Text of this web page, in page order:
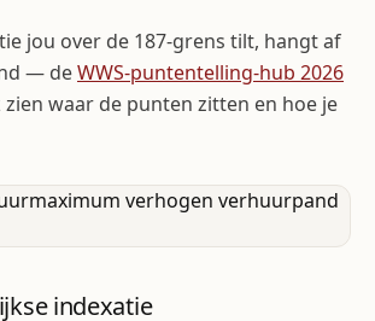
jou over de 187-grens tilt, hangt af
— deWWS-puntentelling-hub 2026
waar de punten zitten en hoe je
indexatie